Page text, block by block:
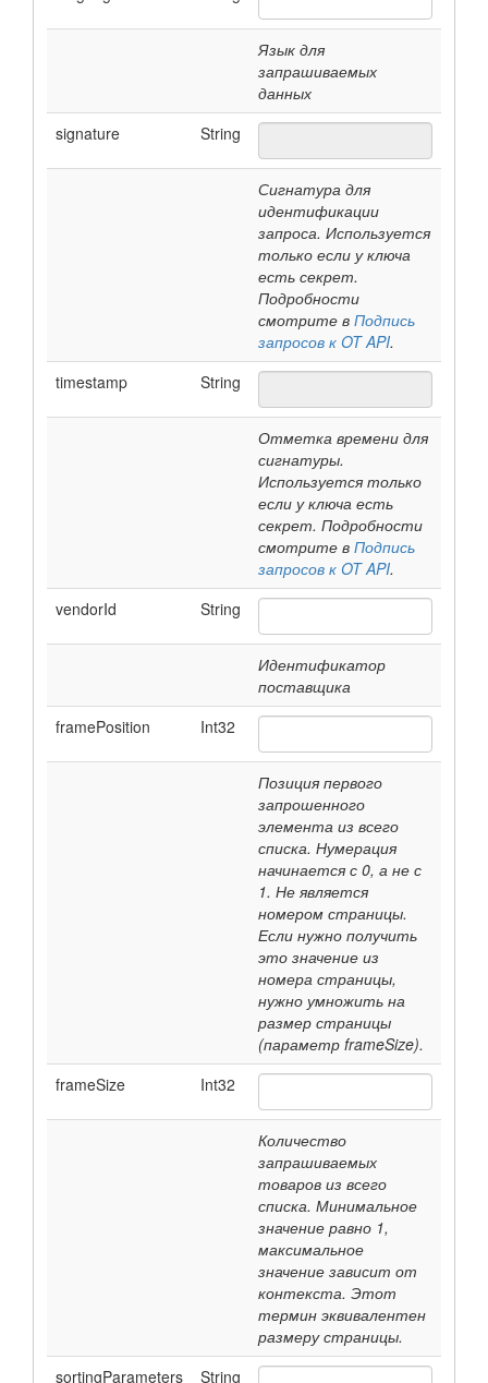
Язык для
запрашиваемых
данных
signature
String
Сигнатура для
идентификации
запроса. Используется
только если у ключа
есть секрет.
Подробности
смотрите в Подпись
запросов к OT API.
timestamp
String
Отметка времени для
сигнатуры.
Используется только
если у ключа есть
секрет. Подробности
смотрите в Подпись
запросов к OT API.
vendorId
String
Идентификатор
поставщика
framePosition
Int32
Позиция первого
запрошенного
элемента из всего
списка. Нумерация
начинается с 0, а не с
1. Не является
номером страницы.
Если нужно получить
это значение из
номера страницы,
нужно умножить на
размер страницы
(параметр frameSize).
frameSize
Int32
Количество
запрашиваемых
товаров из всего
списка. Минимальное
значение равно 1,
максимальное
значение зависит от
контекста. Этот
термин эквивалентен
размеру страницы.
sortingParameters
String